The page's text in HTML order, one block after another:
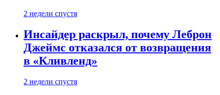
2 недели спустя
Инсайдер раскрыл, почему Леброн
Джеймс отказался от возвращения
в «Кливленд»
2 недели спустя